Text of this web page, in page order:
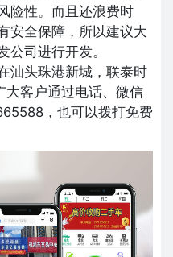
险性。而且还浪费时
安全保障，所以建议大
公司进行开发。
汕头珠港新城，联泰时
大客户通过电话、微信
，也可以拨打免费